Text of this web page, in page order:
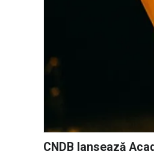
CNDB lansează